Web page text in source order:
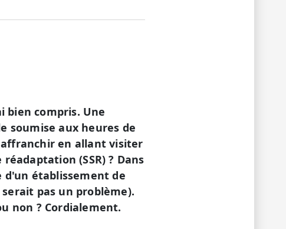
bien compris. Une
soumise aux heures de
affranchir en allant visiter
(SSR) ? Dans
d'un établissement de
pas un problème).
non ? Cordialement.